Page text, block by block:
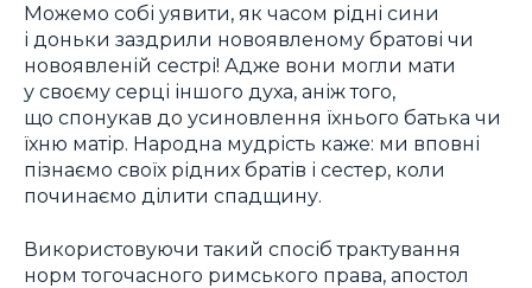
Можемо собі уявити, як часом рідні сини
і доньки заздрили новоявленому братові чи
новоявленій сестрі! Адже вони могли мати
у своєму серці іншого духа, аніж того,
що спонукав до усиновлення їхнього батька чи
їхню матір. Народна мудрість каже: ми вповні
пізнаємо своїх рідних братів і сестер, коли
починаємо ділити спадщину.
Використовуючи такий спосіб трактування
норм тогочасного римського права, апостол